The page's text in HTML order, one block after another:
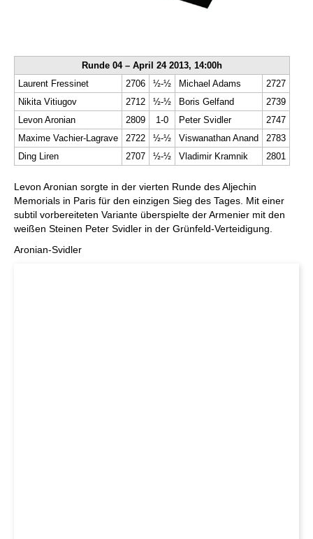
Runde 04 – April 24 2013, 14:00h
Laurent Fressinet
2706 ½-½ Michael Adams
2727
Nikita Vitiugov
2712 ½-½ Boris Gelfand
2739
Levon Aronian
2809 1-0 Peter Svidler
2747
Maxime Vachier-Lagrave
2722 ½-½ Viswanathan Anand
2783
Ding Liren
2707 ½-½ Vladimir Kramnik 2801
Levon Aronian sorgte in der vierten Runde des Aljechin
Memorials in Paris für den einzigen Sieg des Tages. Mit einer
subtil vorbereiteten Variante überspielte der Armenier mit den
weißen Steinen Peter Svidler in der Grünfeld-Verteidigung.
Aronian-Svidler